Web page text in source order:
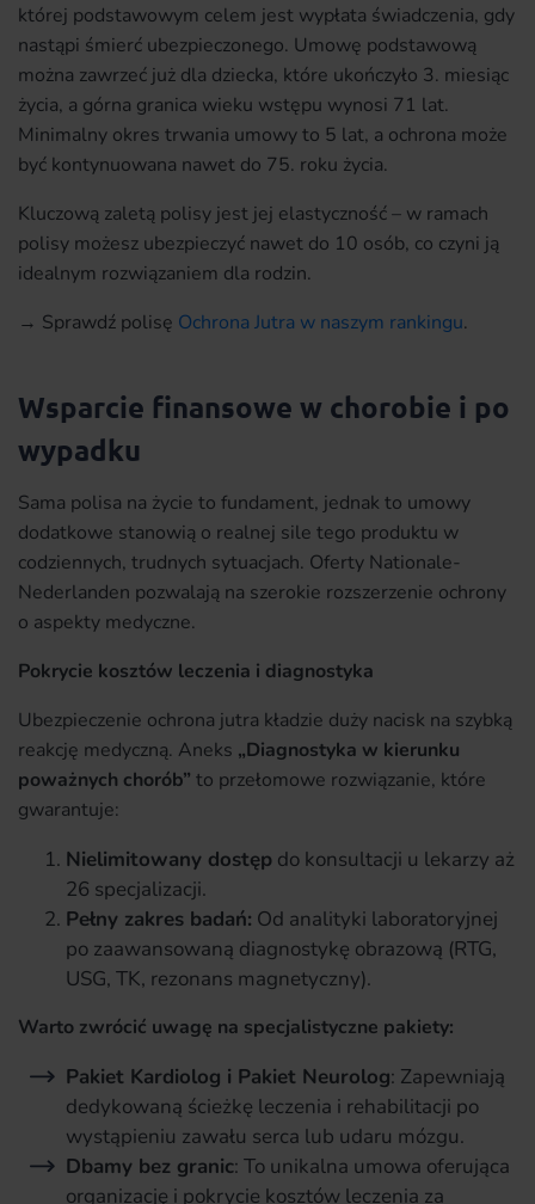
której podstawowym celem jest wypłata świadczenia, gdy
nastąpi śmierć ubezpieczonego. Umowę podstawową
można zawrzeć już dla dziecka, które ukończyło 3. miesiąc
życia, a górna granica wieku wstępu wynosi 71 lat.
Minimalny okres trwania umowy to 5 lat, a ochrona może
być kontynuowana nawet do 75. roku życia.
Kluczową zaletą polisy jest jej elastyczność – w ramach
polisy możesz ubezpieczyć nawet do 10 osób, co czyni ją
idealnym rozwiązaniem dla rodzin.
→ Sprawdź polisę Ochrona Jutra w naszym rankingu.
Wsparcie finansowe w chorobie i po
wypadku
Sama polisa na życie to fundament, jednak to umowy
dodatkowe stanowią o realnej sile tego produktu w
codziennych, trudnych sytuacjach. Oferty Nationale-
Nederlanden pozwalają na szerokie rozszerzenie ochrony
o aspekty medyczne.
Pokrycie kosztów leczenia i diagnostyka
Ubezpieczenie ochrona jutra kładzie duży nacisk na szybką
reakcję medyczną. Aneks „Diagnostyka w kierunku
poważnych chorób” to przełomowe rozwiązanie, które
gwarantuje:
Nielimitowany dostęp do konsultacji u lekarzy aż
26 specjalizacji.
Pełny zakres badań: Od analityki laboratoryjnej
po zaawansowaną diagnostykę obrazową (RTG,
USG, TK, rezonans magnetyczny).
Warto zwrócić uwagę na specjalistyczne pakiety:
Pakiet Kardiolog i Pakiet Neurolog: Zapewniają
dedykowaną ścieżkę leczenia i rehabilitacji po
wystąpieniu zawału serca lub udaru mózgu.
Dbamy bez granic: To unikalna umowa oferująca
organizację i pokrycie kosztów leczenia za